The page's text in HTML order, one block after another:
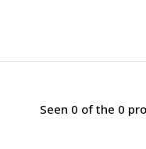
Seen 0 of the 0